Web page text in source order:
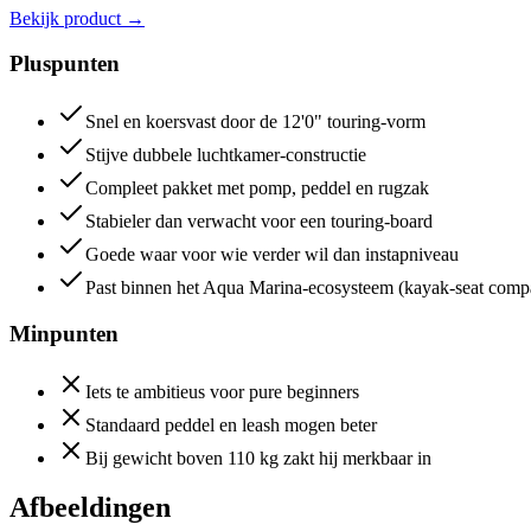
Bekijk product →
Pluspunten
Snel en koersvast door de 12'0" touring-vorm
Stijve dubbele luchtkamer-constructie
Compleet pakket met pomp, peddel en rugzak
Stabieler dan verwacht voor een touring-board
Goede waar voor wie verder wil dan instapniveau
Past binnen het Aqua Marina-ecosysteem (kayak-seat
Minpunten
Iets te ambitieus voor pure beginners
Standaard peddel en leash mogen beter
Bij gewicht boven 110 kg zakt hij merkbaar in
Afbeeldingen